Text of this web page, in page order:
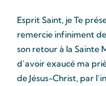
Esprit Saint, je Te
remercie infiniment
son retour à la Sainte
d’avoir exaucé ma
de Jésus-Christ, par